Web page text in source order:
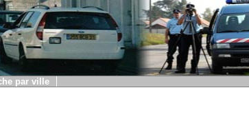
par ville